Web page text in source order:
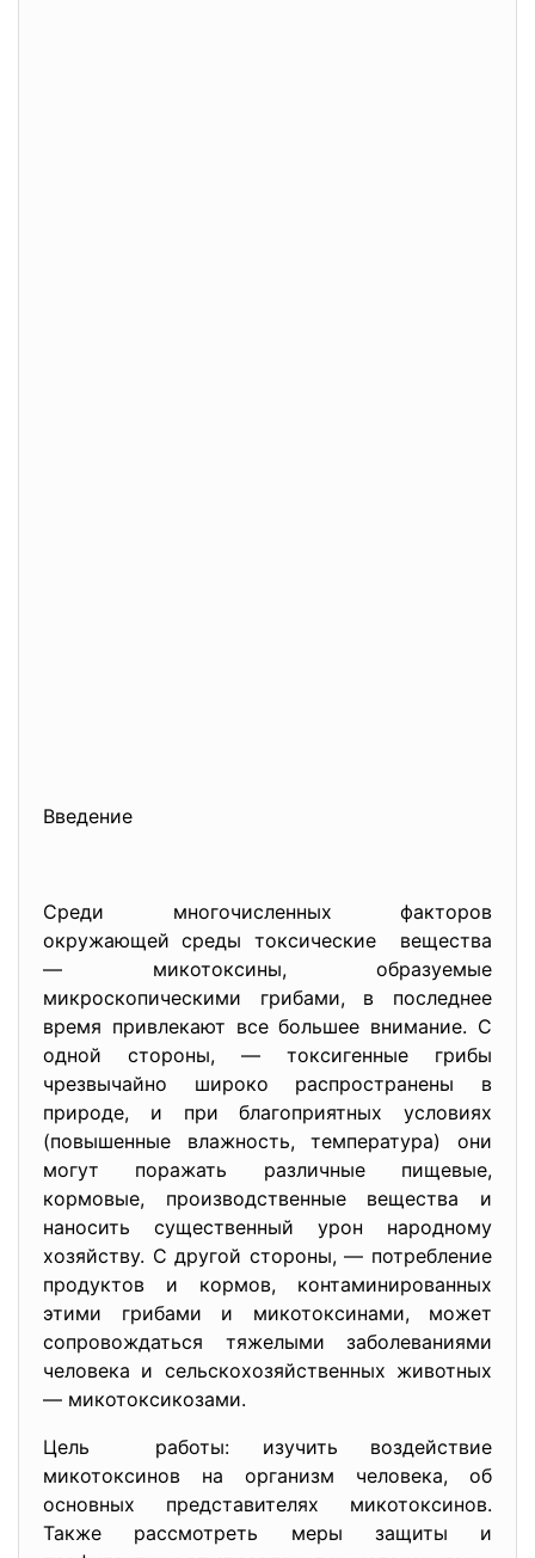
Введение
Среди многочисленных факторов
окружающей среды токсические вещества
— микотоксины, образуемые
микроскопическими грибами, в последнее
время привлекают все большее внимание. С
одной стороны, — токсигенные грибы
чрезвычайно широко распространены в
природе, и при благоприятных условиях
(повышенные влажность, температура) они
могут поражать различные пищевые,
кормовые, производственные вещества и
наносить существенный урон народному
хозяйству. С другой стороны, — потребление
продуктов и кормов, контаминированных
этими грибами и микотоксинами, может
сопровождаться тяжелыми заболеваниями
человека и сельскохозяйственных животных
— микотоксикозами.
Цель работы: изучить воздействие
микотоксинов на организм человека, об
основных представителях микотоксинов.
Также рассмотреть меры защиты и